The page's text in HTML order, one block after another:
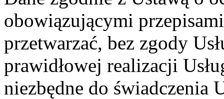
obowiązującymi
przetwarzać, bez zgody
prawidłowej realizacji
niezbędne do świadczenia